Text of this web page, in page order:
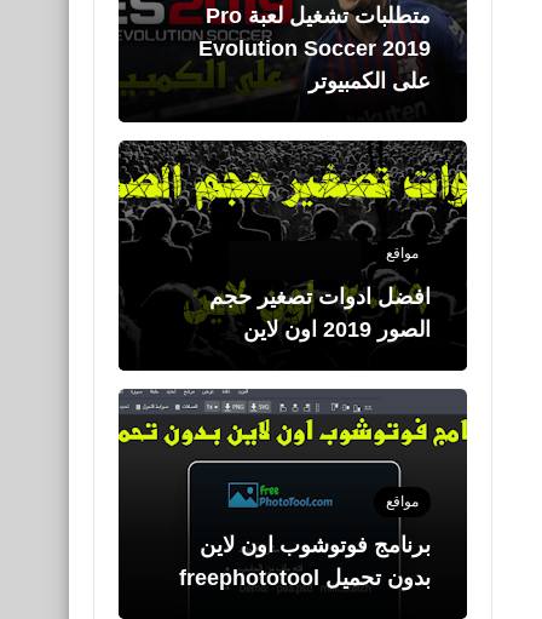
متطلبات تشغيل لعبة Pro
Evolution Soccer 2019
على الكمبيوتر
مواقع
افضل ادوات تصغير حجم
الصور 2019 اون لاين
مواقع
برنامج فوتوشوب اون لاين
بدون تحميل freephototool